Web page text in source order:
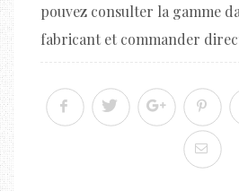
pouvez consulter la gamme
fabricant et commander